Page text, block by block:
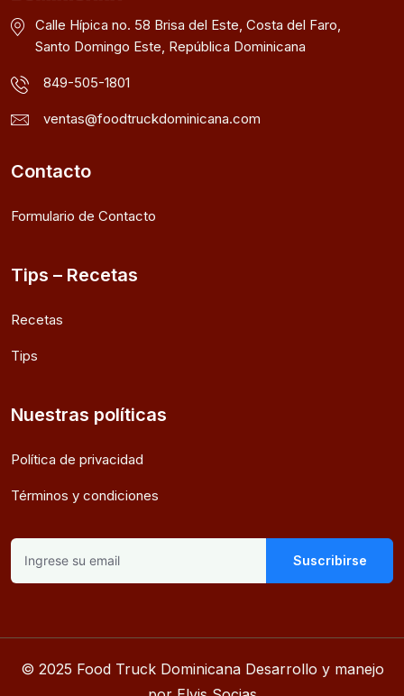
Calle Hípica no. 58 Brisa del Este, Costa del Faro,
Santo Domingo Este, República Dominicana
849-505-1801
ventas@foodtruckdominicana.com
Contacto
Formulario de Contacto
Tips – Recetas
Recetas
Tips
Nuestras políticas
Política de privacidad
Términos y condiciones
Suscribirse
© 2025 Food Truck Dominicana Desarrollo y manejo